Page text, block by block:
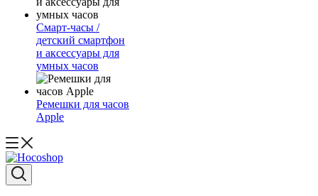
Смарт-часы /
детский смартфон
и аксессуары для
умных часов
Ремешки для часов
Apple